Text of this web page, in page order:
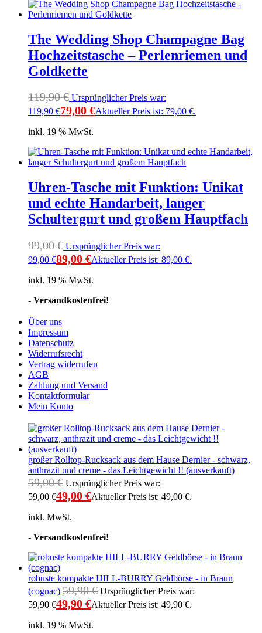
The Wedding Shop Champagne Bag
Hochzeitstasche – Perlenriemen und
Goldkette
119,90€ Ursprünglicher Preis war:
119,90 €79,00 €Aktueller Preis ist: 79,00 €.
inkl. 19 % MwSt.
Uhren-Tasche mit Funktion: Unikat
und echte Handarbeit, langer
Schultergurt und großem Hauptfach
99,00€ Ursprünglicher Preis war:
99,00 €89,00 €Aktueller Preis ist: 89,00 €.
inkl. 19 % MwSt.
- Versandkostenfrei!
Über uns
Impressum
Datenschutz
Widerrufsrecht
Vertrag widerrufen
AGB
Zahlung und Versand
Kontaktformular
Mein Konto
großer Rolltop-Rucksack aus dem Hause Dernier - schwarz,
anthrazit und creme - das Leichtgewicht !! (ausverkauft)
59,00€ Ursprünglicher Preis war:
59,00 €49,00 €Aktueller Preis ist: 49,00 €.
inkl. MwSt.
- Versandkostenfrei!
robuste kompakte HILL-BURRY Geldbörse - in Braun
(cognac) 59,90€ Ursprünglicher Preis war:
59,90 €49,90 €Aktueller Preis ist: 49,90 €.
inkl. 19 % MwSt.